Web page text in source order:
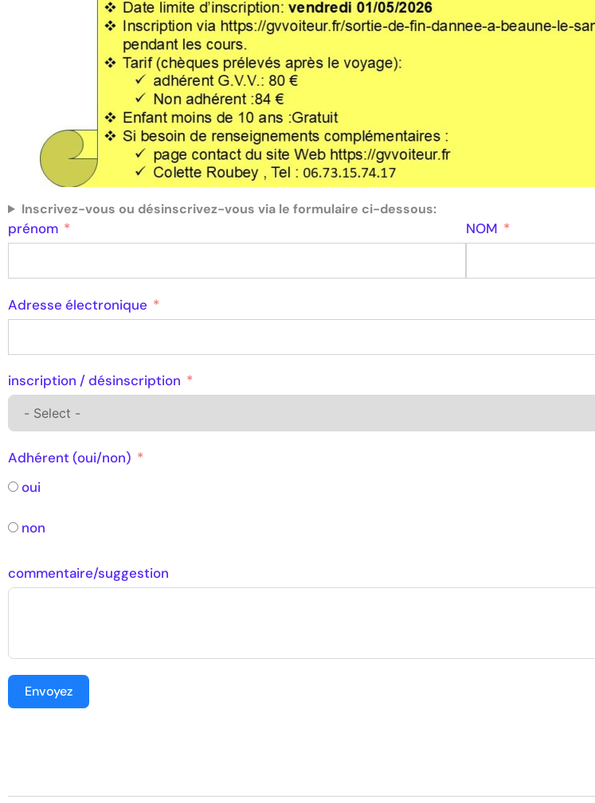
Inscrivez-vous ou désinscrivez-vous via le formulaire ci-dessous:
prénom NOM
Adresse électronique
inscription / désinscription
Adhérent (oui/non)
oui
non
commentaire/suggestion
Envoyez